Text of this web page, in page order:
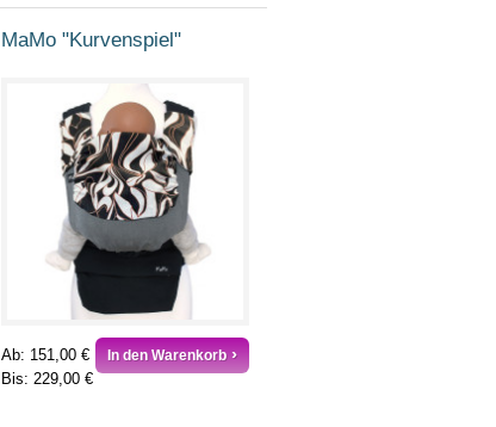
MaMo "Kurvenspiel"
Ab: 151,00 €
Bis: 229,00 €
In den Warenkorb